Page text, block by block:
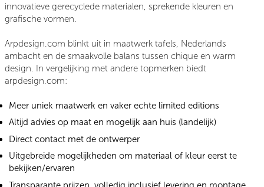
innovatieve gerecyclede materialen, sprekende kleuren en
grafische vormen.
Arpdesign.com blinkt uit in maatwerk tafels, Nederlands
ambacht en de smaakvolle balans tussen chique en warm
design. In vergelijking met andere topmerken biedt
arpdesign.com:
Meer uniek maatwerk en vaker echte limited editions
Altijd advies op maat en mogelijk aan huis (landelijk)
Direct contact met de ontwerper
Uitgebreide mogelijkheden om materiaal of kleur eerst te
bekijken/ervaren